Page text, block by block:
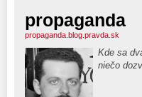
propaganda
propaganda.blog.pravda.sk
Kde sa
niečo